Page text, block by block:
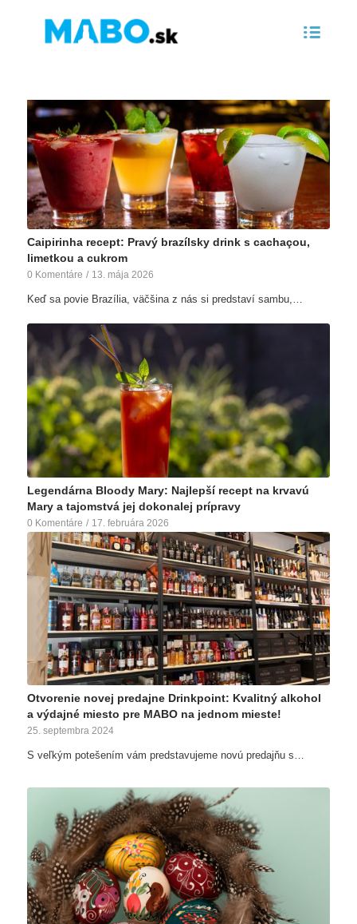
Caipirinha recept: Pravý brazílsky drink s cachaçou,
limetkou a cukrom
0 Komentáre / 13. mája 2026
Keď sa povie Brazília, väčšina z nás si predstaví sambu,…
Legendárna Bloody Mary: Najlepší recept na krvavú
Mary a tajomstvá jej dokonalej prípravy
0 Komentáre / 17. februára 2026
Ak existuje koktail, ktorý rozdeľuje ľudí na dva nezmieriteľné…
Otvorenie novej predajne Drinkpoint: Kvalitný alkohol
a výdajné miesto pre MABO na jednom mieste!
25. septembra 2024
S veľkým potešením vám predstavujeme novú predajňu s…